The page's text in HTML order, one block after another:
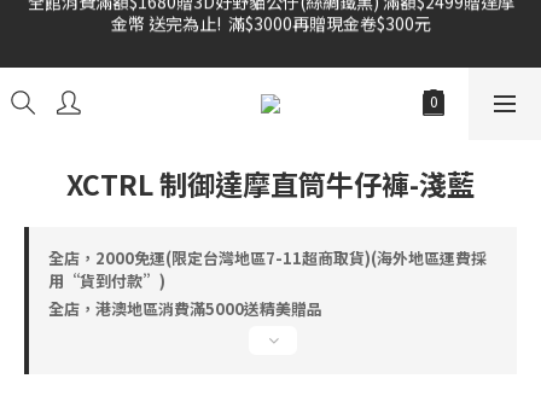
雙倍奉還 歡慶父親節全館褲類任選兩件88折!!!
金幣 送完為止!  滿$3000再贈現金卷$300元
雙倍奉還 歡慶父親節全館褲類任選兩件88折!!!
XCTRL 制御達摩直筒牛仔褲-淺藍
全店，2000免運(限定台灣地區7-11超商取貨)(海外地區運費採
用“貨到付款”)
全店，港澳地區消費滿5000送精美贈品